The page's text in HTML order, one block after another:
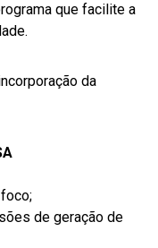
que facilite a
da
de geração de